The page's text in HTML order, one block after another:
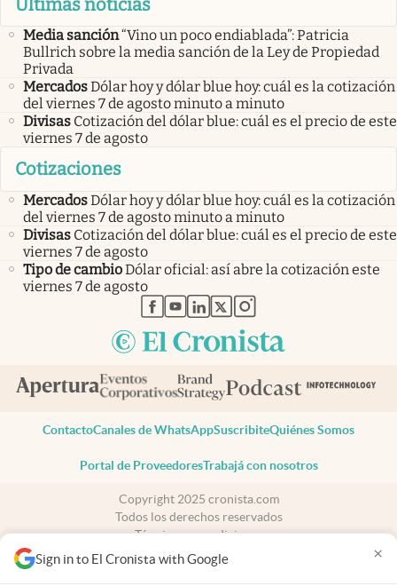
Sign in to El Cronista with Google ×
Últimas noticias
Media sanción“Vino un poco endiablada”: Patricia
Bullrich sobre la media sanción de la Ley de Propiedad
Privada
MercadosDólar hoy y dólar blue hoy: cuál es la cotización
del viernes 7 de agosto minuto a minuto
Divisas Cotización del dólar blue: cuál es el precio de este
viernes 7 de agosto
Cotizaciones
MercadosDólar hoy y dólar blue hoy: cuál es la cotización
del viernes 7 de agosto minuto a minuto
Divisas Cotización del dólar blue: cuál es el precio de este
viernes 7 de agosto
Tipo de cambioDólar oficial: así abre la cotización este
viernes 7 de agosto
abre en nueva pestaña
abre en nueva pestaña
abre en nueva pestaña
abre en nueva pestaña
abre en nueva pestaña
ContactoCanales de WhatsAppSuscribiteQuiénes Somos
Portal de ProveedoresTrabajá con nosotros
Copyright 2025 cronista.com
Todos los derechos reservados
Términos y condiciones
Privacidad
Consentimiento